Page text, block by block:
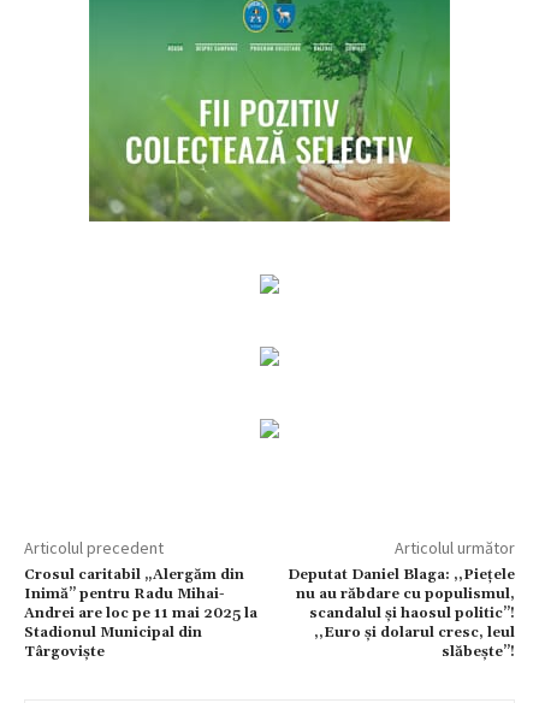
Articolul precedent
Crosul caritabil „Alergăm din
Inimă” pentru Radu Mihai-
Andrei are loc pe 11 mai 2025 la
Stadionul Municipal din
Târgoviște
Articolul următor
Deputat Daniel Blaga: ,,Piețele
nu au răbdare cu populismul,
scandalul și haosul politic’’!
,,Euro și dolarul cresc, leul
slăbește’’!